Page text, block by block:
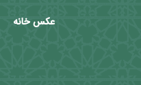
عکس خانه